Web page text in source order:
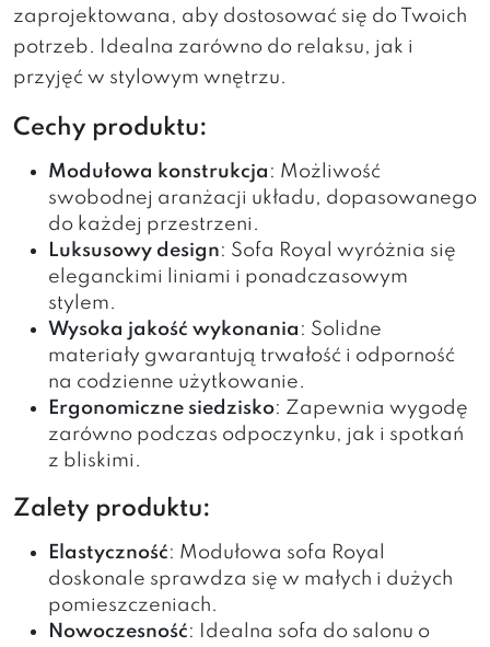
zaprojektowana, aby dostosować się do Twoich
potrzeb. Idealna zarówno do relaksu, jak i
przyjęć w stylowym wnętrzu.
Cechy produktu:
Modułowa konstrukcja : Możliwość
swobodnej aranżacji układu, dopasowanego
do każdej przestrzeni.
Luksusowy design: Sofa Royal wyróżnia się
eleganckimi liniami i ponadczasowym
stylem.
Wysoka jakość wykonania : Solidne
materiały gwarantują trwałość i odporność
na codzienne użytkowanie.
Ergonomiczne siedzisko: Zapewnia wygodę
zarówno podczas odpoczynku, jak i spotkań
z bliskimi.
Zalety produktu:
Elastyczność: Modułowa sofa Royal
doskonale sprawdza się w małych i dużych
pomieszczeniach.
Nowoczesność: Idealna sofa do salonu o